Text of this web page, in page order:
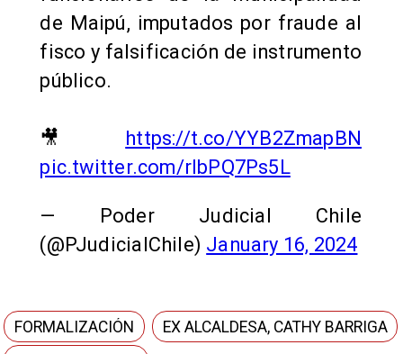
de Maipú, imputados por fraude al
fisco y falsificación de instrumento
público.
🎥 https://t.co/YYB2ZmapBN
pic.twitter.com/rIbPQ7Ps5L
— Poder Judicial Chile
(@PJudicialChile) January 16, 2024
FORMALIZACIÓN
EX ALCALDESA, CATHY BARRIGA